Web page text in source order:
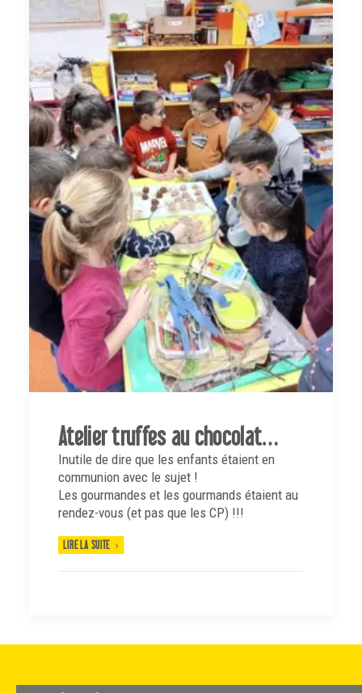
Atelier truffes au chocolat…
Inutile de dire que les enfants étaient en
communion avec le sujet !
Les gourmandes et les gourmands étaient au
rendez-vous (et pas que les CP) !!!
LIRE LA SUITE